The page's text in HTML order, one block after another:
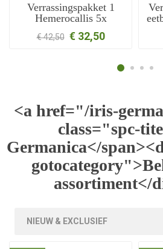
Verrassingspakket 1
Hemerocallis 5x
€ 42,50 € 32,50
<a href="/iris-
class="spc-
Germanica</
assortiment</